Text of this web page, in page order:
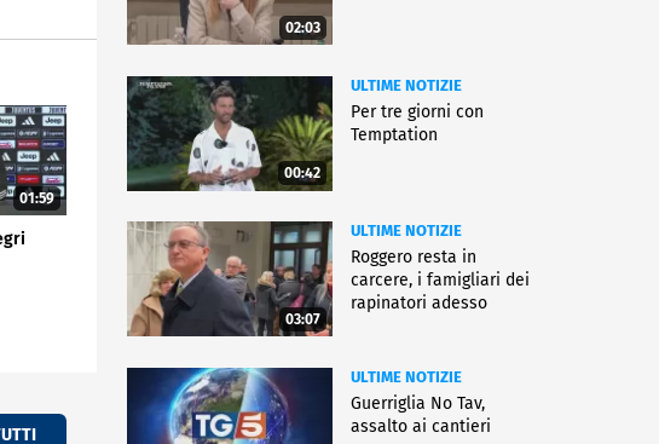
01:59
02:03
00:42
ULTIME NOTIZIE
Per tre giorni con
Temptation
03:07
ULTIME NOTIZIE
Roggero resta in
carcere, i famigliari dei
rapinatori adesso
ULTIME NOTIZIE
Guerriglia No Tav,
assalto ai cantieri